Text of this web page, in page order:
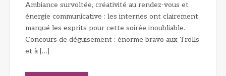
Ambiance survoltée, créativité au rendez-vous et
énergie communicative : les internes ont clairement
marqué les esprits pour cette soirée inoubliable.
Concours de déguisement : énorme bravo aux Trolls
et à […]